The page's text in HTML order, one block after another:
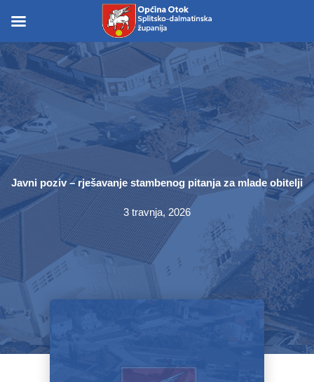
content
content
Javni poziv – rješavanje stambenog pitanja za mlade obitelji
3 travnja, 2026